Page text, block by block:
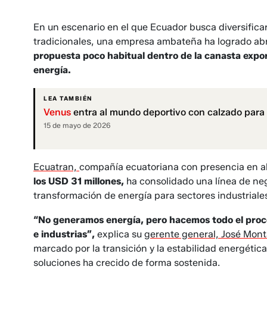
En un escenario en el que Ecuador busca
tradicionales, una empresa ambateña ha logrado
propuesta poco habitual dentro de la canasta
energía.
LEA TAMBIÉN
Venus entra al mundo deportivo con calzado
15 de mayo de 2026
Ecuatran, compañía ecuatoriana con presencia en
los USD 31 millones, ha consolidado una línea de
transformación de energía para sectores
“No generamos energía, pero hacemos todo el
e industrias”, explica su gerente general, José
marcado por la transición y la estabilidad
soluciones ha crecido de forma sostenida.